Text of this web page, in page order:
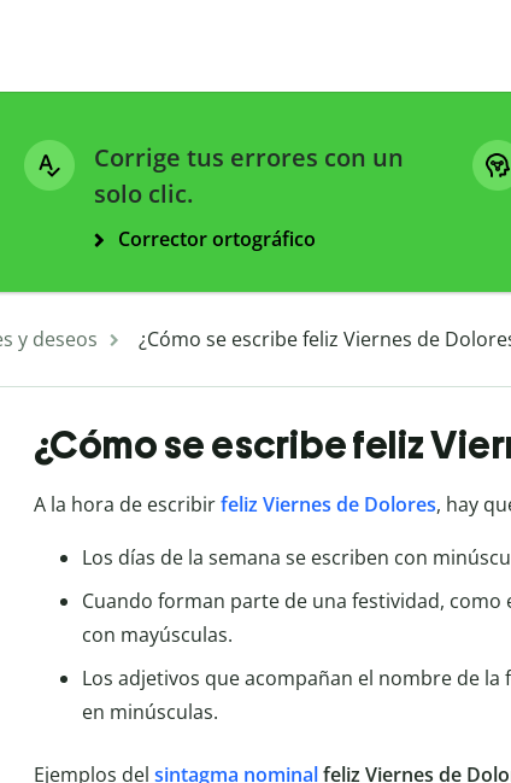
Corrige tus errores con un
solo clic.
Corrector ortográfico
y deseos ¿Cómo se escribe feliz Viernes de
¿Cómo se escribe feliz
A la hora de escribirfeliz Viernes de Dolores, hay
Los días de la semana se escriben con
Cuando forman parte de una festividad, como
con mayúsculas.
Los adjetivos que acompañan el nombre de la
en minúsculas.
Ejemplos del sintagma nominalfeliz Viernes de